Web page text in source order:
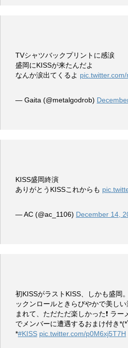
TVシャツバックプリントに感涙
盛岡にKISSが来たんだよ
なんか涙出てくるよ
— Gaita (@metalgodrob)
KISS盛岡終演
ありがとうKISSこれからも
— AC (@ac_1106) December 14,
初KISSがラストKISS、しかも盛岡
ックンロールときらびやかで美し
まれて、ただただ楽しかった❗️ ラ
でメンバーに遭遇するおまけ付き
*#KISS pic.twitter.com/p0M6xj5T7H